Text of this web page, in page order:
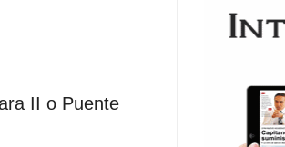
II o Puente